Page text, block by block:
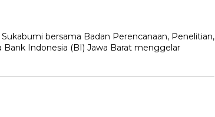
bersama Badan Perencanaan, Penelitian,
Indonesia (BI) Jawa Barat menggelar